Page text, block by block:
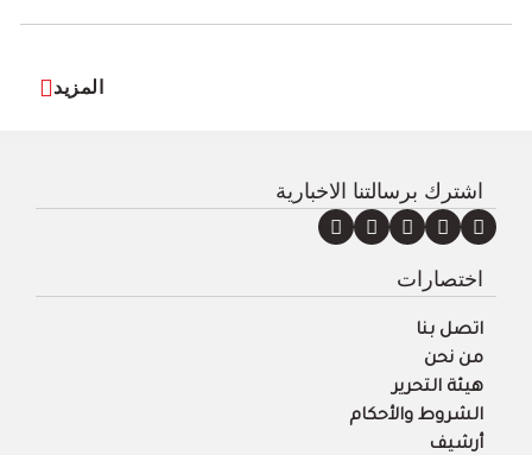
المزيد
اشترك برسالتنا الاخبارية
اختصارات
اتصل بنا
من نحن
هيئة التحرير
الشروط والأحكام
أرشيف